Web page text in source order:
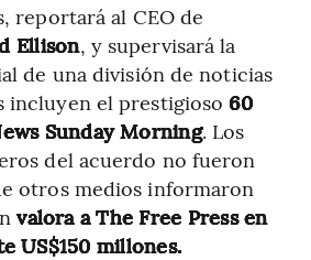
reportará al CEO de
Ellison, y supervisará la
de una división de noticias
incluyen el prestigioso 60
Sunday Morning. Los
del acuerdo no fueron
otros medios informaron
valora a The Free Press en
US$150 millones.